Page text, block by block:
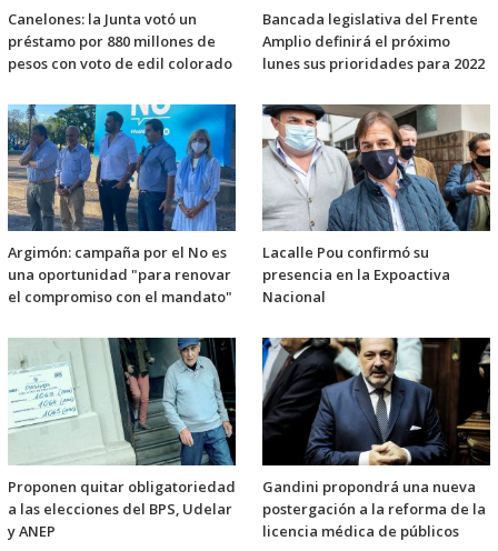
Canelones: la Junta votó un
préstamo por 880 millones de
pesos con voto de edil colorado
Bancada legislativa del Frente
Amplio definirá el próximo
lunes sus prioridades para 2022
Argimón: campaña por el No es
una oportunidad "para renovar
el compromiso con el mandato"
Lacalle Pou confirmó su
presencia en la Expoactiva
Nacional
Proponen quitar obligatoriedad
a las elecciones del BPS, Udelar
y ANEP
Gandini propondrá una nueva
postergación a la reforma de la
licencia médica de públicos